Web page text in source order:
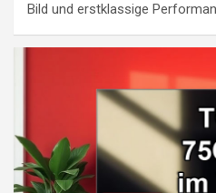
Bild und erstklassige